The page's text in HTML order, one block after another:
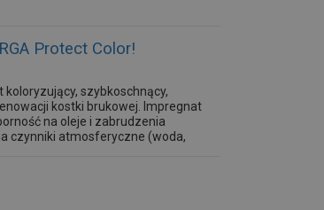
Protect Color!
koloryzujący, szybkoschnący,
kostki brukowej. Impregnat
na oleje i zabrudzenia
czynniki atmosferyczne (woda,